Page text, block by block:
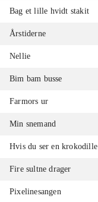
Bag et lille hvidt stakit
Årstiderne
Nellie
Bim bam busse
Farmors ur
Min snemand
Hvis du ser en krokodille
Fire sultne drager
Pixelinesangen